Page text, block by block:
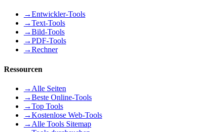
→Entwickler-Tools
→Text-Tools
→Bild-Tools
→PDF-Tools
→Rechner
Ressourcen
→ Alle Seiten
→Beste Online-Tools
→Top Tools
→Kostenlose Web-Tools
→ Alle Tools Sitemap